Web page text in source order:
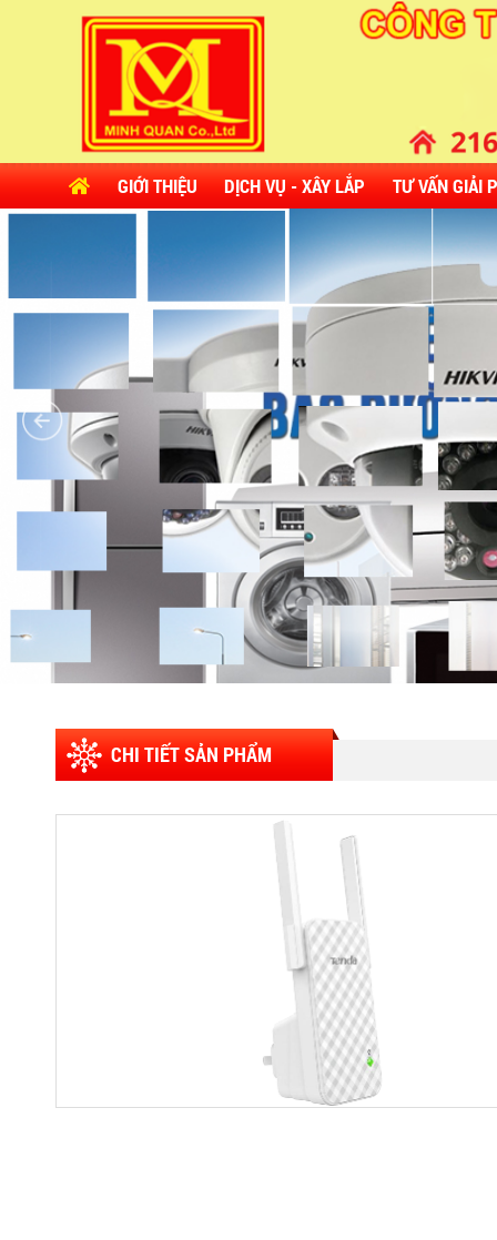
GIỚI THIỆU DỊCH VỤ - XÂY LẮP TƯ VẤN GIẢI
CHI TIẾT SẢN PHẨM